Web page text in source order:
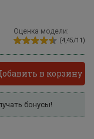
Оценка модели:
(4,45/11)
в корзину
бонусы!